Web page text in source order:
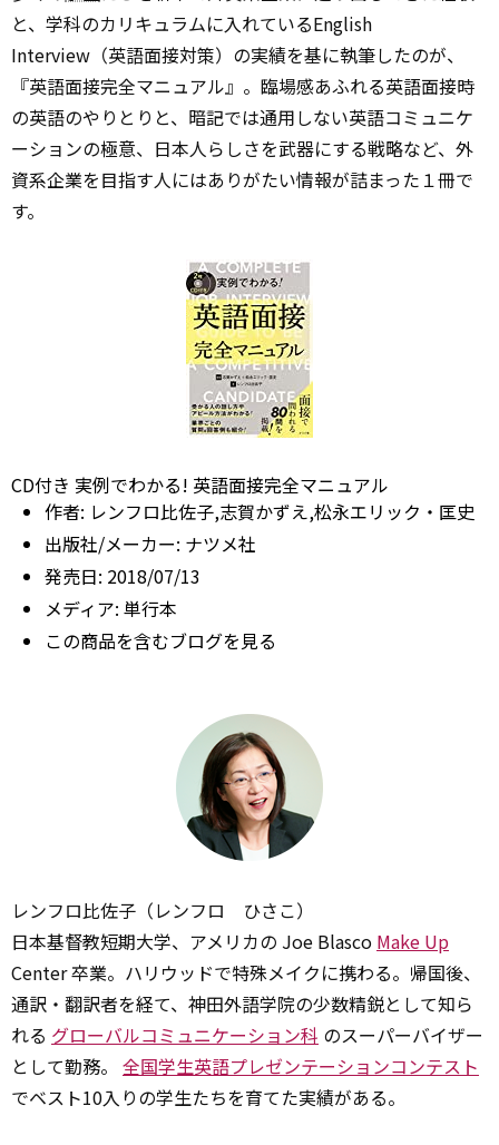
と、学科のカリキュラムに入れているEnglish
Interview（英語面接対策）の実績を基に執筆したのが、
『英語面接完全マニュアル』。臨場感あふれる英語面接時
の英語のやりとりと、暗記では通用しない英語コミュニケ
ーションの極意、日本人らしさを武器にする戦略など、外
資系企業を目指す人にはありがたい情報が詰まった１冊で
す。
CD付き 実例でわかる! 英語面接完全マニュアル
作者: レンフロ比佐子,志賀かずえ,松永エリック・匡史
出版社/メーカー: ナツメ社
発売日: 2018/07/13
メディア: 単行本
この商品を含むブログを見る
レンフロ比佐子（レンフロ ひさこ）
日本基督教短期大学、アメリカの Joe Blasco Make Up
Center 卒業。ハリウッドで特殊メイクに携わる。帰国後、
通訳・翻訳者を経て、神田外語学院の少数精鋭として知ら
れる グローバルコミュニケーション科 のスーパーバイザー
として勤務。 全国学生英語プレゼンテーションコンテスト
でベスト10入りの学生たちを育てた実績がある。